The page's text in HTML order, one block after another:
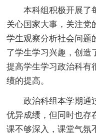
本科组积极开展了
关心国家大事，关注党
学生观察分析社会问题
了学生学习兴趣，创造
提高学生学习政治科有
绩的提高。
政治科组本学期通
优异成绩，但同时也存
课不够深入，课堂气氛